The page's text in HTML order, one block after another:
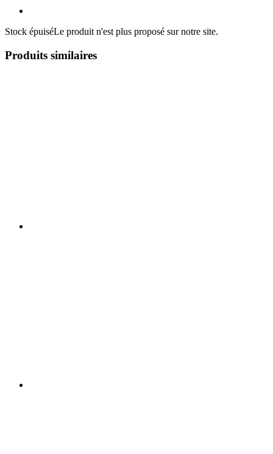
Stock épuiséLe produit n'est plus proposé sur notre site.
Produits similaires